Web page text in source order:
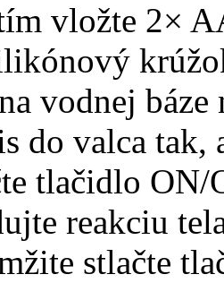
vložte 2×
vodnej
do valca tak,
tlačidlo
reakciu
stlačte